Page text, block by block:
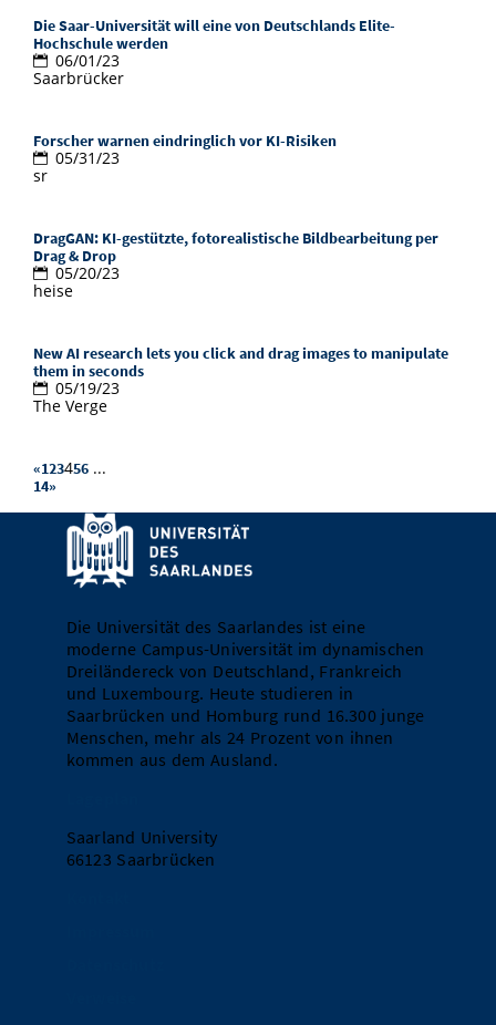
Die Saar-Universität will eine von Deutschlands Elite-
Hochschule werden
06/01/23
Saarbrücker
Forscher warnen eindringlich vor KI-Risiken
05/31/23
sr
DragGAN: KI-gestützte, fotorealistische Bildbearbeitung per
Drag & Drop
05/20/23
heise
New AI research lets you click and drag images to manipulate
them in seconds
05/19/23
The Verge
«123456 ...
14»
Die Universität des Saarlandes ist eine
moderne Campus-Universität im dynamischen
Dreiländereck von Deutschland, Frankreich
und Luxembourg. Heute studieren in
Saarbrücken und Homburg rund 16.300 junge
Menschen, mehr als 24 Prozent von ihnen
kommen aus dem Ausland.
Saarland University
66123 Saarbrücken